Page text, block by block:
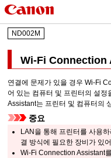
ND002M
Wi-Fi Connection
연결에 문제가 있을 경우Wi-Fi
어 있는 컴퓨터 및 프린터 의 설정
Assistant는 프린터 및 컴퓨터의
중요
LAN을 통해 프린터 를 사용
결 방식에 필요한 장비가 있
Wi-Fi Connection Assistant